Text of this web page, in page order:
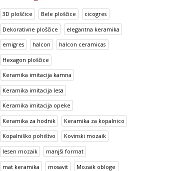
3D ploščice Bele ploščice cicogres
Dekorativne ploščice elegantna keramika
emigres halcon halcon ceramicas
Hexagon ploščice
Keramika imitacija kamna
Keramika imitacija lesa
Keramika imitacija opeke
Keramika za hodnik Keramika za kopalnico
Kopalniško pohištvo Kovinski mozaik
lesen mozaik manjši format
mat keramika mosavit Mozaik obloge